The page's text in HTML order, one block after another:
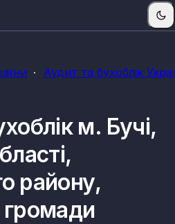
Аудит та бухоблік
м. Бучі,
району,
громади